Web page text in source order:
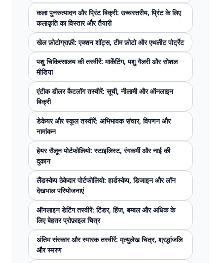
कला पुनरुत्पादन और प्रिंट बिक्री: उच्चस्तरीय, प्रिंट के लिए
कलाकृति का विस्तार और तैयारी
खेल फ़ोटोग्राफ़ी: एक्शन शॉट्स, टीम फ़ोटो और एथलीट पोर्ट्रेट
पशु चिकित्सालय की तस्वीरें: मार्केटिंग, पशु गैलरी और सोशल
मीडिया
एंटीक डीलर कैटलॉग तस्वीरें: सूची, नीलामी और ऑनलाइन
बिक्री
डेकेयर और स्कूल तस्वीरें: अभिभावक संचार, विपणन और
नामांकन
हेयर सैलून पोर्टफोलियो: स्टाइलिस्ट, रंगकर्मी और नाई की
दुकान
लैंडस्केप ठेकेदार पोर्टफोलियो: हार्डस्केप, डिजाइन और लॉन
देखभाल परियोजनाएं
ऑनलाइन डेटिंग तस्वीरें: टिंडर, हिंज, बम्बल और अधिक के
लिए बेहतर प्रोफ़ाइल चित्र
अंतिम संस्कार और स्मारक तस्वीरें: मृत्युलेख चित्र, श्रद्धांजलि
और स्मरण